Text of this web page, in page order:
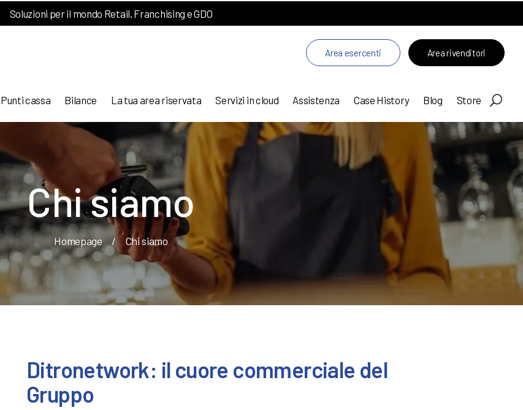
Soluzioni per il mondo Retail, Franchising e GDO
Area esercenti Area rivenditori
Punti cassa Bilance La tua area riservata Servizi in cloud Assistenza Case History Blog Store
Chi siamo
Homepage / Chi siamo
Ditronetwork: il cuore commerciale del
Gruppo